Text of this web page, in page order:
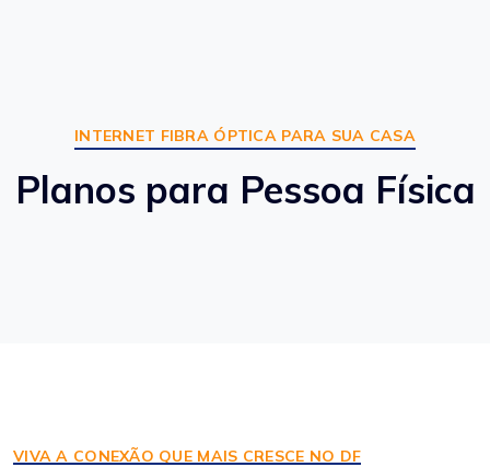
INTERNET FIBRA ÓPTICA PARA SUA CASA
Planos para Pessoa Física
VIVA A CONEXÃO QUE MAIS CRESCE NO DF